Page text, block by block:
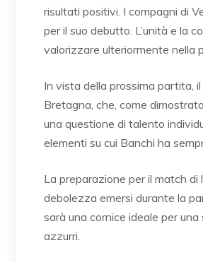
risultati positivi. I compagni di
per il suo debutto. L’unità e la
valorizzare ulteriormente nella
In vista della prossima partita,
Bretagna, che, come
una questione di talento
elementi su cui Banchi ha
La preparazione per il match
debolezza emersi durante la
sarà una cornice ideale per
azzurri.